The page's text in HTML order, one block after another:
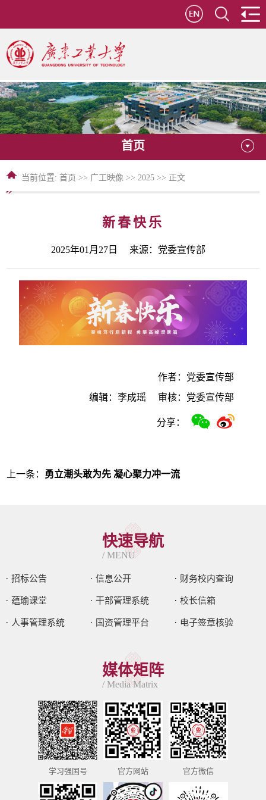
首页
当前位置:首页 >> 广工映像 >> 2025 >> 正文
新春快乐
2025年01月27日 来源：党委宣传部
作者：党委宣传部
审核：党委宣传部
编辑：李成瑶
分享：
上一条： 勇立潮头敢为先 凝心聚力冲一流
快速导航
/ MENU
招标公告 信息公开 财务校内查询
蕴瑜课堂 干部管理系统 校长信箱
人事管理系统 国资管理平台 电子签章核验
媒体矩阵
/ Media Matrix
学习强国号 官方网站 官方微信